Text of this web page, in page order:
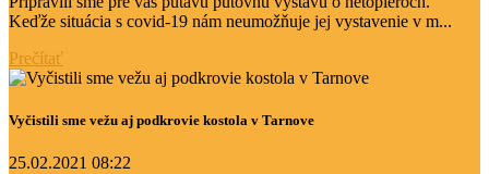
Keďže situácia s covid-19 nám neumožňuje jej vystavenie v m...
Prečítať
Vyčistili sme vežu aj podkrovie kostola v Tarnove
25.02.2021 08:22